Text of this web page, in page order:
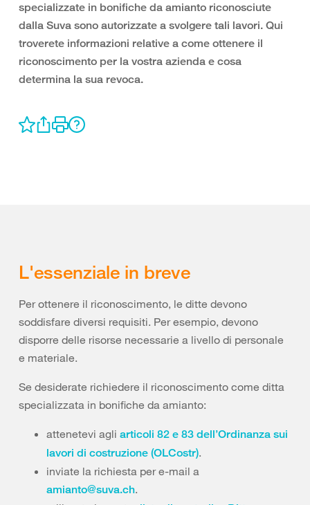
specializzate in bonifiche da amianto riconosciute
dalla Suva sono autorizzate a svolgere tali lavori. Qui
troverete informazioni relative a come ottenere il
riconoscimento per la vostra azienda e cosa
determina la sua revoca.
L'essenziale in breve
Per ottenere il riconoscimento, le ditte devono
soddisfare diversi requisiti. Per esempio, devono
disporre delle risorse necessarie a livello di personale
e materiale.
Se desiderate richiedere il riconoscimento come ditta
specializzata in bonifiche da amianto:
attenetevi agli articoli 82 e 83 dell’Ordinanza sui
lavori di costruzione (OLCostr).
inviate la richiesta per e-mail a
amianto@suva.ch.